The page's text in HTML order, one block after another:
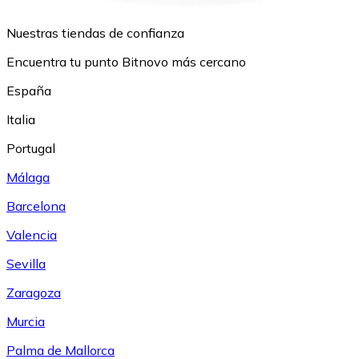
Nuestras tiendas de confianza
Encuentra tu punto Bitnovo más cercano
España
Italia
Portugal
Málaga
Barcelona
Valencia
Sevilla
Zaragoza
Murcia
Palma de Mallorca